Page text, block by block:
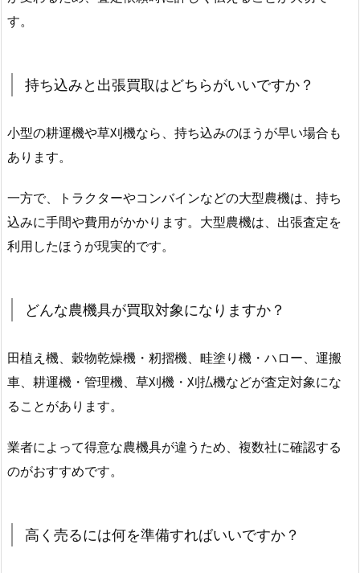
す。
持ち込みと出張買取はどちらがいいですか？
小型の耕運機や草刈機なら、持ち込みのほうが早い場合も
あります。
一方で、トラクターやコンバインなどの大型農機は、持ち
込みに手間や費用がかかります。大型農機は、出張査定を
利用したほうが現実的です。
どんな農機具が買取対象になりますか？
田植え機、穀物乾燥機・籾摺機、畦塗り機・ハロー、運搬
車、耕運機・管理機、草刈機・刈払機などが査定対象にな
ることがあります。
業者によって得意な農機具が違うため、複数社に確認する
のがおすすめです。
高く売るには何を準備すればいいですか？